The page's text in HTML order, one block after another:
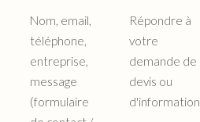
Nom, email,
téléphone,
entreprise,
message
(formulaire
Répondre à
votre
demande de
devis ou
d'information